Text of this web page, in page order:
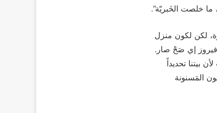
ما خلصت الخَبريّة”.
لكن لكون منزل
فيروز إي صَحْ صار.
بيتنا تحديداً
المَسنونة